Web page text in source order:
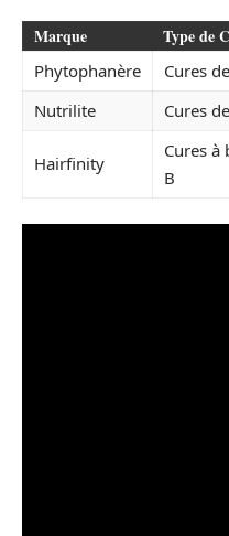
Marque Type de
Phytophanère
Cures
Nutrilite
Cures
Hairfinity
Cures à
B